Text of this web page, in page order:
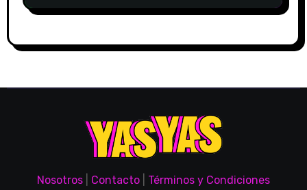
Nosotros Contacto Términos y Condiciones